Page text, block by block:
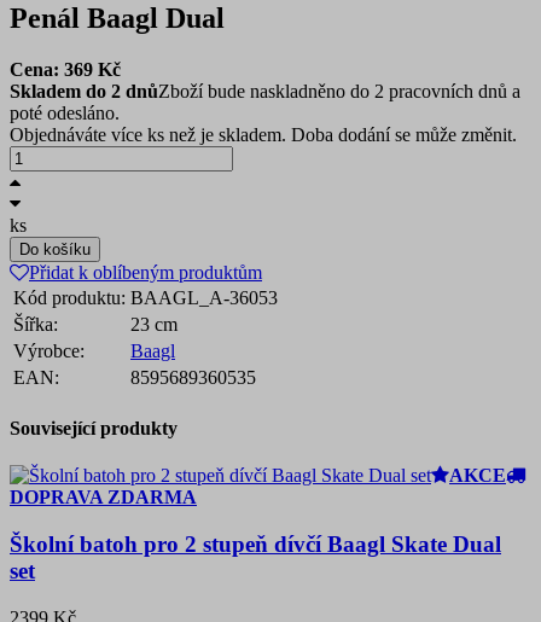
Penál Baagl Dual
Cena: 369 Kč
Skladem do 2 dnůZboží bude naskladněno do 2 pracovních dnů a
poté odesláno.
Objednáváte více ks než je skladem. Doba dodání se může změnit.
ks
Do košíku
Přidat k oblíbeným produktům
Kód produktu: BAAGL_A-36053
Šířka:
23 cm
Výrobce:
Baagl
EAN:
8595689360535
Související produkty
AKCE
DOPRAVA ZDARMA
Školní batoh pro 2 stupeň dívčí Baagl Skate Dual
set
2399 Kč